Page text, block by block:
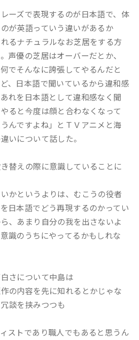
ーズで表現するのが日本語で、体
が英語っていう違いがあるか
るナチュラルなお芝居をする方
声優の芝居はオーバーだとか、
でそんなに誇張してやるんだと
、日本語で聞いているから違和感
れを日本語として違和感なく聞
ると今度は顔と合わなくなって
んですよね」とＴＶアニメと海
いについて話した。
替えの際に意識していることに
かというよりは、むこうの役者
日本語でどう再現するのかってい
、あまり自分の我を出さないよ
識のうちにやってるかもしれな
さについて中島は
の内容を先に知れるとかじゃな
談を挟みつつも
ストであり職人でもあると思うん